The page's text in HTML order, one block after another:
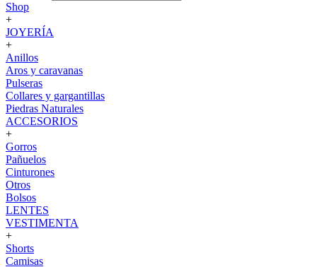
Shop
+
JOYERÍA
+
Anillos
Aros y caravanas
Pulseras
Collares y gargantillas
Piedras Naturales
ACCESORIOS
+
Gorros
Pañuelos
Cinturones
Otros
Bolsos
LENTES
VESTIMENTA
+
Shorts
Camisas